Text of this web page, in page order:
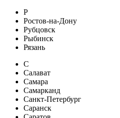
Р
Ростов-на-Дону
Рубцовск
Рыбинск
Рязань
С
Салават
Самара
Самарканд
Санкт-Петербург
Саранск